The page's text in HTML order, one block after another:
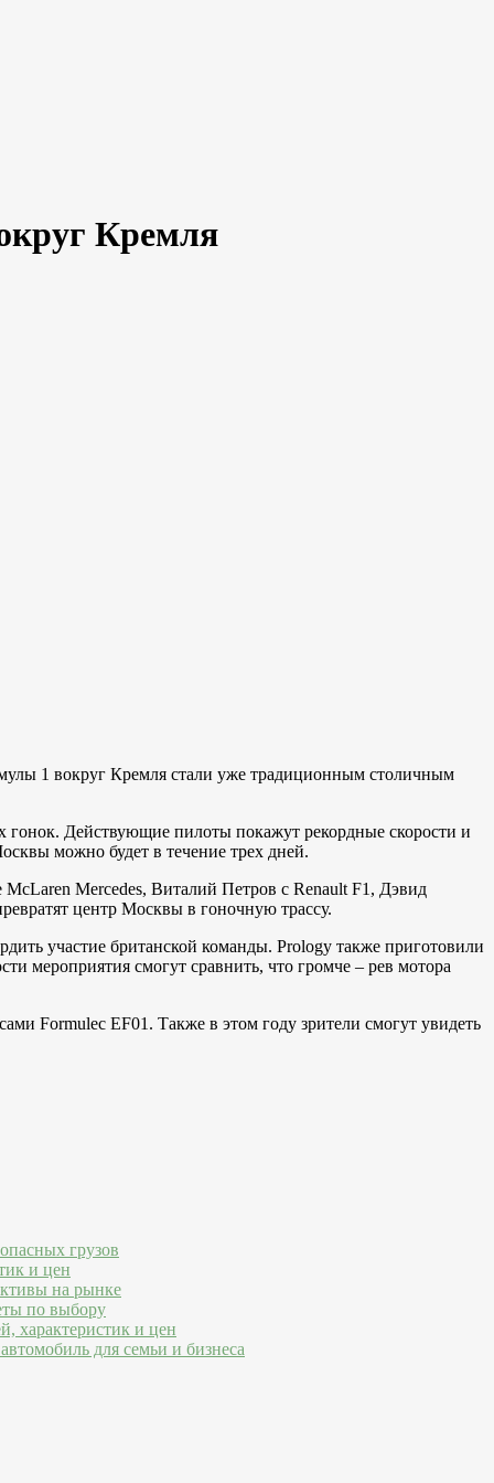
Кремля
1 вокруг Кремля стали уже традиционным столичным
гонок. Действующие пилоты покажут рекордные скорости и
можно будет в течение трех дней.
Mercedes, Виталий Петров c Renault F1, Дэвид
центр Москвы в гоночную трассу.
участие британской команды. Prology также приготовили
мероприятия смогут сравнить, что громче – рев мотора
Formulec EF01. Также в этом году зрители смогут увидеть
грузов
и цен
на рынке
по выбору
характеристик и цен
для семьи и бизнеса